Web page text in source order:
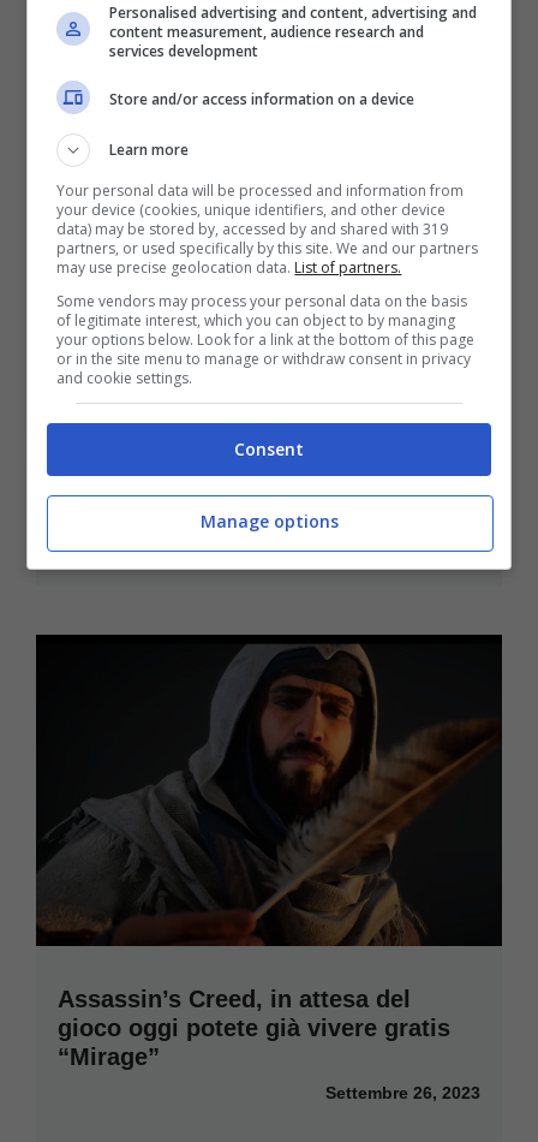
Videogiochi “survival”, eccone tre
da non perdere per un’esperienza
realistica da brividi
Assassin’s Creed, in attesa del
gioco oggi potete già vivere gratis
“Mirage”
Settembre 26, 2023
Personalised advertising and content, advertising and
content measurement, audience research and
services development
Store and/or access information on a device
Learn more
Your personal data will be processed and information from
your device (cookies, unique identifiers, and other device
data) may be stored by, accessed by and shared with 319
partners, or used specifically by this site. We and our partners
may use precise geolocation data. List of partners.
Some vendors may process your personal data on the basis
of legitimate interest, which you can object to by managing
your options below. Look for a link at the bottom of this page
or in the site menu to manage or withdraw consent in privacy
and cookie settings.
Consent
Manage options